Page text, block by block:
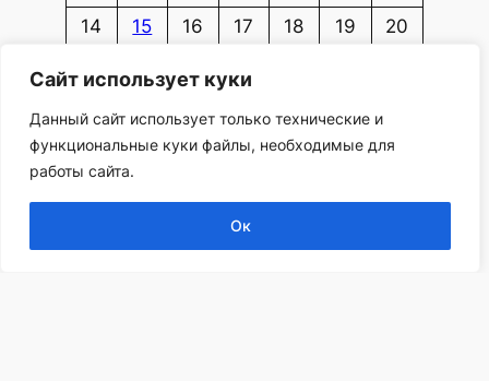
Сайт использует куки
Данный сайт использует только технические и
функциональные куки файлы, необходимые для
работы сайта.
Ок
14
15 16 17 18 19
20